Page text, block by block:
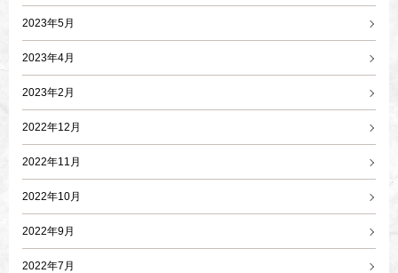
2023年5月
2023年4月
2023年2月
2022年12月
2022年11月
2022年10月
2022年9月
2022年7月